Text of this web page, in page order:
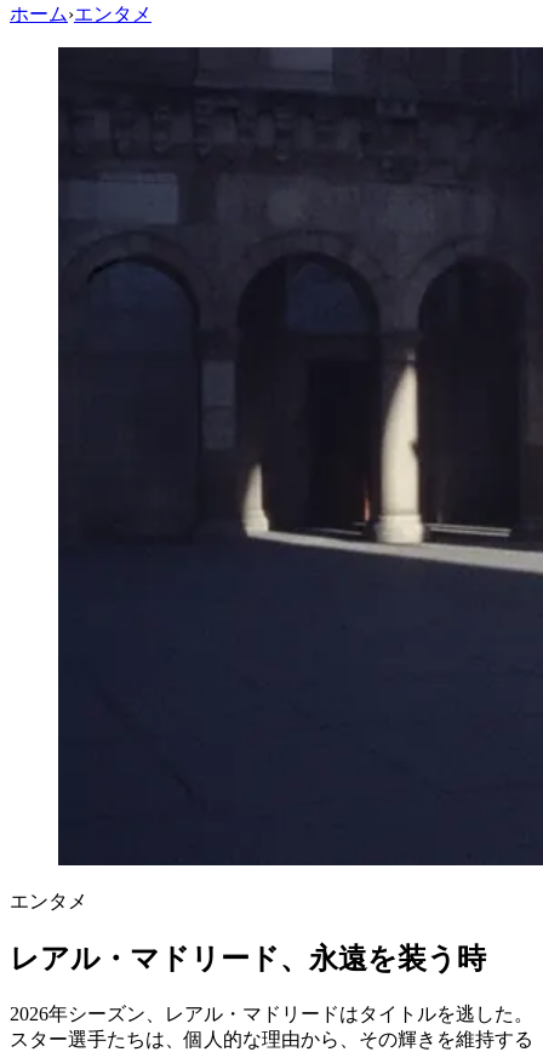
ホーム›エンタメ
エンタメ
レアル・マドリード、永遠を装う時
2026年シーズン、レアル・マドリードはタイトルを逃した。
スター選手たちは、個人的な理由から、その輝きを維持する